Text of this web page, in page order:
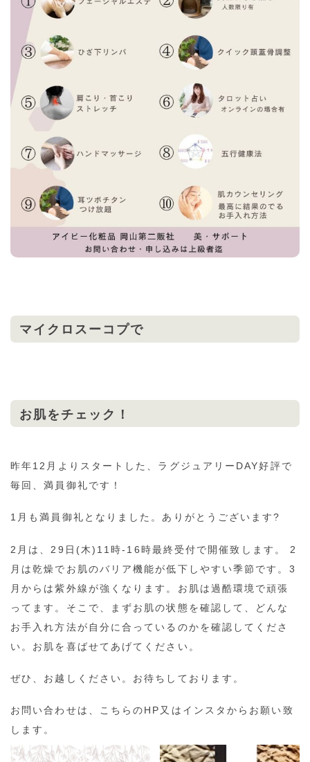
マイクロスーコプで
お肌をチェック！
昨年12月よりスタートした、ラグジュアリーDAY好評で
毎回、満員御礼です！
1月も満員御礼となりました。ありがとうございます?
2月は、29日(木)11時-16時最終受付で開催致します。 2
月は乾燥でお肌のバリア機能が低下しやすい季節です。3
月からは紫外線が強くなります。お肌は過酷環境で頑張
ってます。そこで、まずお肌の状態を確認して、どんな
お手入れ方法が自分に合っているのかを確認してくださ
い。お肌を喜ばせてあげてください。
ぜひ、お越しください。お待ちしております。
お問い合わせは、こちらのHP又はインスタからお願い致
します。